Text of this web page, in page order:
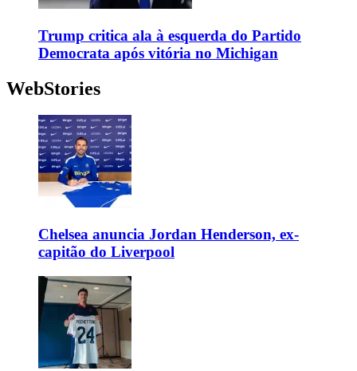
Trump critica ala à esquerda do Partido
Democrata após vitória no Michigan
WebStories
Chelsea anuncia Jordan Henderson, ex-
capitão do Liverpool